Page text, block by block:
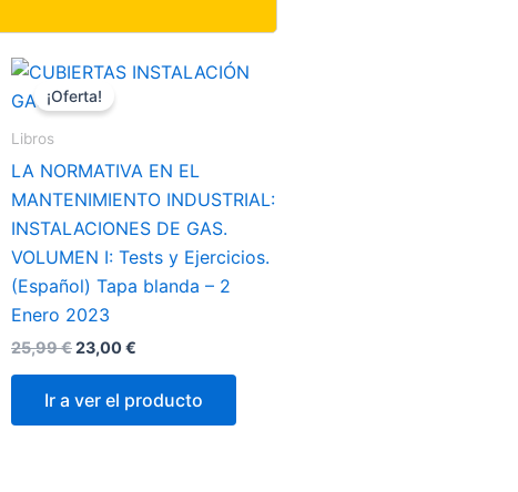
¡Oferta!
Libros
LA NORMATIVA EN EL
MANTENIMIENTO INDUSTRIAL:
INSTALACIONES DE GAS.
VOLUMEN I: Tests y Ejercicios.
(Español) Tapa blanda – 2
Enero 2023
25,99€
El
precio
original
23,00€
El
precio
Ir a ver el producto